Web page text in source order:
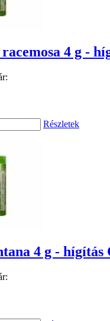
4 g -
Részletek
4 g - hígítás